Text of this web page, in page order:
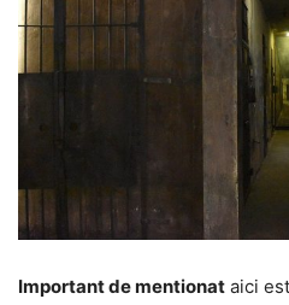
Important de mentionat aici